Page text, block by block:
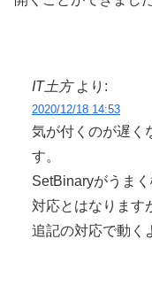
IT土方 より:
2020/12/18 14:53
気が付くのが遅く
す。
SetBinaryがうま
対応とはなります
追記の対応で動く